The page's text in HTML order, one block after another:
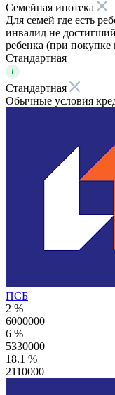
Семейная ипотека
Для семей где есть
инвалид не
ребенка (при покупке
Стандартная
Стандартная
Обычные условия
ПСБ
2 %
6000000
6 %
5330000
18.1 %
2110000